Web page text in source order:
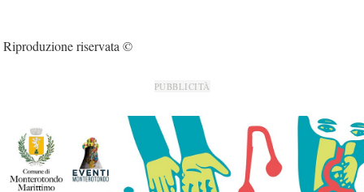
Riproduzione riservata ©
PUBBLICITÀ